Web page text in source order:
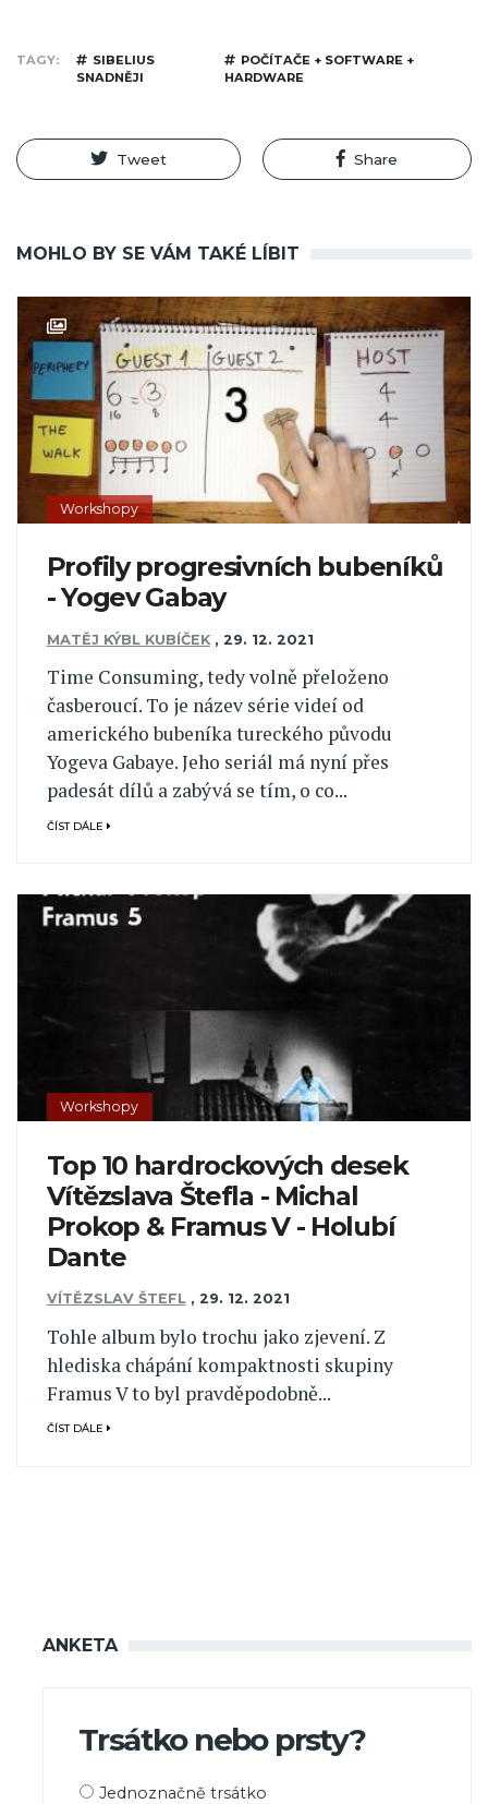
TAGY
SIBELIUS
SNADNĚJI
POČÍTAČE + SOFTWARE +
HARDWARE
Tweet Share
MOHLO BY SE VÁM TAKÉ LÍBIT
Workshopy
Profily progresivních bubeníků
- Yogev Gabay
MATĚJ KÝBL KUBÍČEK , 29. 12. 2021
Time Consuming, tedy volně přeloženo
časberoucí. To je název série videí od
amerického bubeníka tureckého původu
Yogeva Gabaye. Jeho seriál má nyní přes
padesát dílů a zabývá se tím, o co...
ČÍST DÁLE
Workshopy
Top 10 hardrockových desek
Vítězslava Štefla - Michal
Prokop & Framus V - Holubí
Dante
VÍTĚZSLAV ŠTEFL , 29. 12. 2021
Tohle album bylo trochu jako zjevení. Z
hlediska chápání kompaktnosti skupiny
Framus V to byl pravděpodobně...
ČÍST DÁLE
ANKETA
Trsátko nebo prsty?
Možnosti
Jednoznačně trsátko